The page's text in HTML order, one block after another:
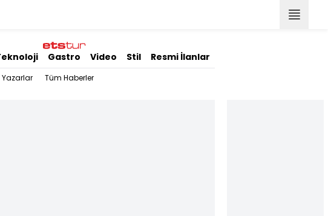
Gastro Video Stil Resmi İlanlar
Yazarlar Tüm Haberler